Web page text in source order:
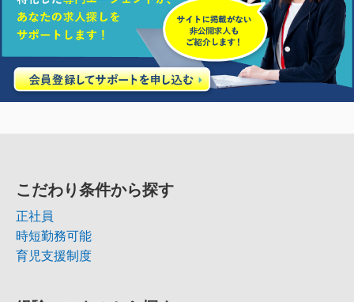
こだわり条件から探す
正社員
時短勤務可能
育児支援制度